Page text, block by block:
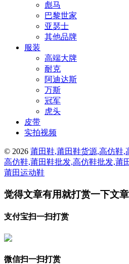
彪马
巴黎世家
亚瑟士
其他品牌
服装
高端大牌
耐克
阿迪达斯
万斯
冠军
虎头
皮带
实拍视频
© 2026 莆田鞋,莆田鞋货源,高仿鞋,
高仿鞋,莆田鞋批发,高仿鞋批发,莆
莆田运动鞋
觉得文章有用就打赏一下文
支付宝扫一扫打赏
微信扫一扫打赏